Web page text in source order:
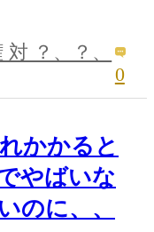
？、？、
0
かかると
やばいな
のに、、